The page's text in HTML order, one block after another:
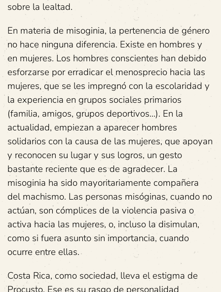
sobre la lealtad.
En materia de misoginia, la pertenencia de género
no hace ninguna diferencia. Existe en hombres y
en mujeres. Los hombres conscientes han debido
esforzarse por erradicar el menosprecio hacia las
mujeres, que se les impregnó con la escolaridad y
la experiencia en grupos sociales primarios
(familia, amigos, grupos deportivos…). En la
actualidad, empiezan a aparecer hombres
solidarios con la causa de las mujeres, que apoyan
y reconocen su lugar y sus logros, un gesto
bastante reciente que es de agradecer. La
misoginia ha sido mayoritariamente compañera
del machismo. Las personas misóginas, cuando no
actúan, son cómplices de la violencia pasiva o
activa hacia las mujeres, o, incluso la disimulan,
como si fuera asunto sin importancia, cuando
ocurre entre ellas.
Costa Rica, como sociedad, lleva el estigma de